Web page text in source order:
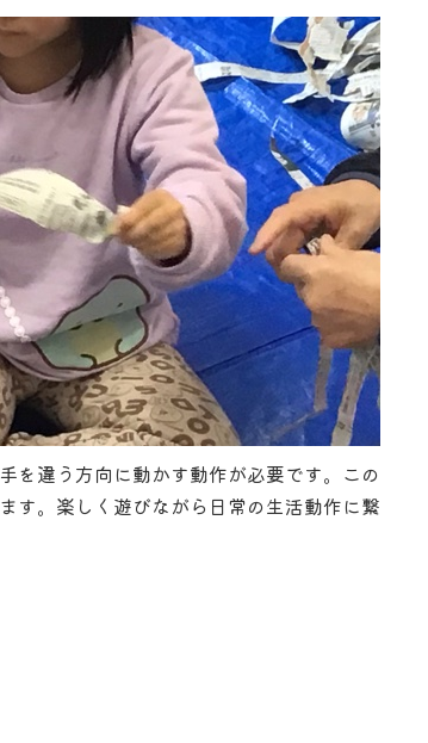
を違う方向に動かす動作が必要です。この
す。楽しく遊びながら日常の生活動作に繋